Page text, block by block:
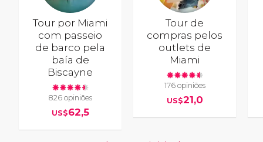
Tour por Miami
com passeio
de barco pela
baía de
Biscayne
826 opiniões
US$62,5
Tour de
compras pelos
outlets de
Miami
176 opiniões
US$21,0